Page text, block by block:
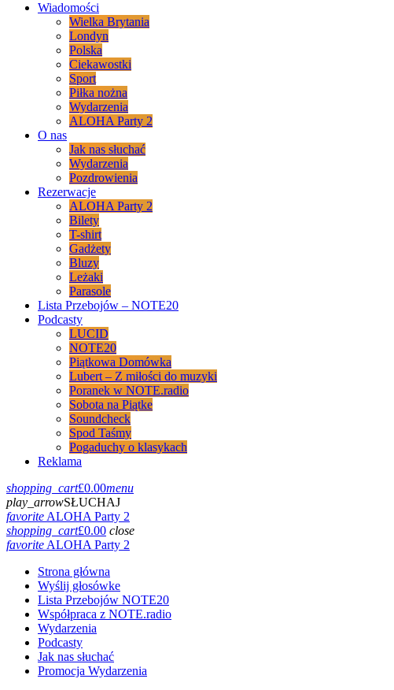
Wiadomości
Wielka Brytania
Londyn
Polska
Ciekawostki
Sport
Piłka nożna
Wydarzenia
ALOHA Party 2
O nas
Jak nas słuchać
Wydarzenia
Pozdrowienia
Rezerwacje
ALOHA Party 2
Bilety
T-shirt
Gadżety
Bluzy
Leżaki
Parasole
Lista Przebojów – NOTE20
Podcasty
LUCID
NOTE20
Piątkowa Domówka
Lubert – Z miłości do muzyki
Poranek w NOTE.radio
Sobota na Piątke
Soundcheck
Spod Taśmy
Pogaduchy o klasykach
Reklama
shopping_cart£0.00menu
play_arrowSŁUCHAJ
favoriteALOHA Party 2
shopping_cart£0.00 close
favoriteALOHA Party 2
Strona główna
Wyślij głosówke
Lista Przebojów NOTE20
Współpraca z NOTE.radio
Wydarzenia
Podcasty
Jak nas słuchać
Promocja Wydarzenia